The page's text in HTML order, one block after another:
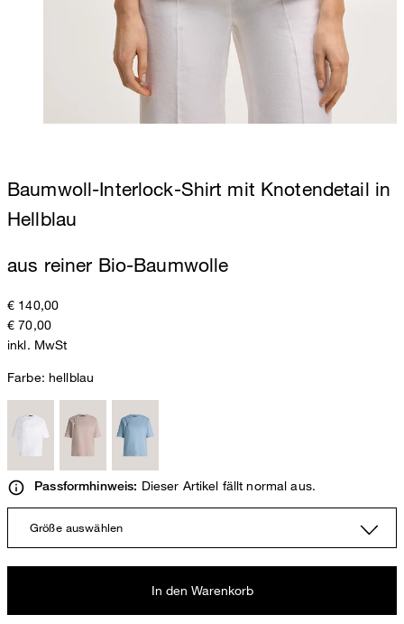
Baumwoll-Interlock-Shirt mit Knotendetail in
Hellblau
aus reiner Bio-Baumwolle
€ 140,00
€ 70,00
inkl. MwSt
Farbe: hellblau
Passformhinweis: Dieser Artikel fällt normal aus.
Größe auswählen
In den Warenkorb